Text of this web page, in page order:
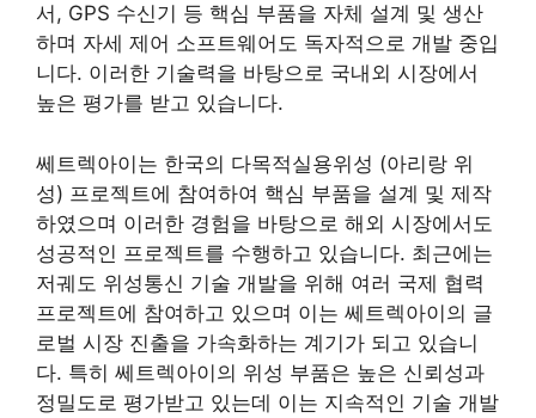
서, GPS 수신기 등 핵심 부품을 자체 설계 및 생산
하며 자세 제어 소프트웨어도 독자적으로 개발 중입
니다. 이러한 기술력을 바탕으로 국내외 시장에서
높은 평가를 받고 있습니다.
쎄트렉아이는 한국의 다목적실용위성 (아리랑 위
성) 프로젝트에 참여하여 핵심 부품을 설계 및 제작
하였으며 이러한 경험을 바탕으로 해외 시장에서도
성공적인 프로젝트를 수행하고 있습니다. 최근에는
저궤도 위성통신 기술 개발을 위해 여러 국제 협력
프로젝트에 참여하고 있으며 이는 쎄트렉아이의 글
로벌 시장 진출을 가속화하는 계기가 되고 있습니
다. 특히 쎄트렉아이의 위성 부품은 높은 신뢰성과
정밀도로 평가받고 있는데 이는 지속적인 기술 개발